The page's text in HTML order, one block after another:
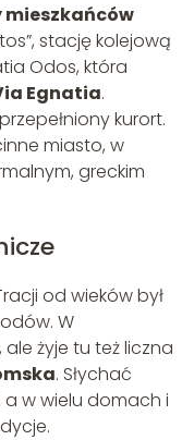
mieszkańców
stację kolejową
Odos, która
Egnatia.
kurort.
miasto, w
greckim
od wieków był
W
żyje tu też liczna
. Słychać
a w wielu domach i